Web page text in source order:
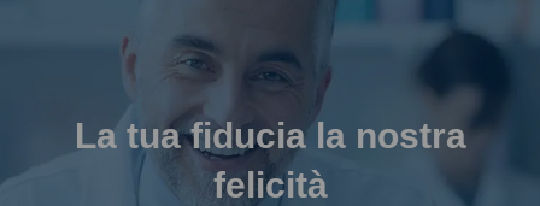
La tua fiducia la nostra
felicità